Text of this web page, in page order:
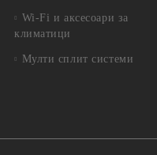
Wi-Fi и аксесоари за
климатици
Мулти сплит системи